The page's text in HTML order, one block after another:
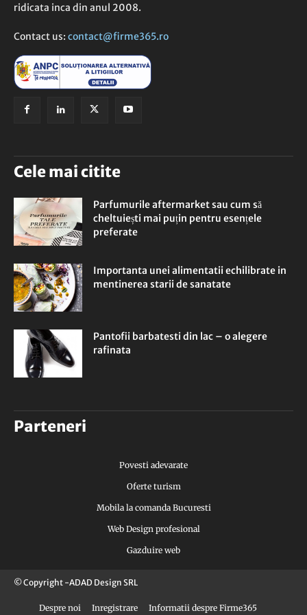
ridicata inca din anul 2008.
Contact us: contact@firme365.ro
Cele mai citite
Parfumurile aftermarket sau cum să
cheltuiești mai puțin pentru esențele
preferate
Importanta unei alimentatii echilibrate in
mentinerea starii de sanatate
Pantofii barbatesti din lac – o alegere
rafinata
Parteneri
Povesti adevarate
Oferte turism
Mobila la comanda Bucuresti
Web Design profesional
Gazduire web
© Copyright -ADAD Design SRL
Despre noi Inregistrare Informatii despre Firme365